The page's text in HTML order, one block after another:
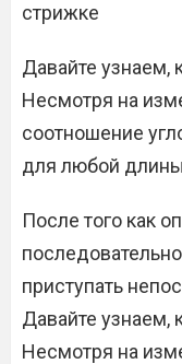
стрижке
Давайте узнаем,
Несмотря на
соотношение
для любой
После того как
приступать
Давайте узнаем,
Несмотря на